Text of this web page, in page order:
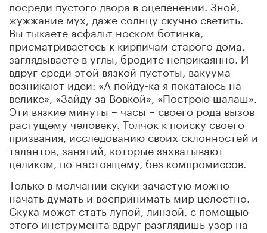
посреди пустого двора в оцепенении. Зной,
жужжание мух, даже солнцу скучно светить.
Вы тыкаете асфальт носком ботинка,
присматриваетесь к кирпичам старого дома,
заглядываете в углы, бродите неприкаянно. И
вдруг среди этой вязкой пустоты, вакуума
возникают идеи: «А пойду-ка я покатаюсь на
велике», «Зайду за Вовкой», «Построю шалаш».
Эти вязкие минуты – часы – своего рода вызов
растущему человеку. Толчок к поиску своего
призвания, исследованию своих склонностей и
талантов, занятий, которые захватывают
целиком, по-настоящему, без компромиссов.
Только в молчании скуки зачастую можно
начать думать и воспринимать мир целостно.
Скука может стать лупой, линзой, с помощью
этого инструмента вдруг разглядишь узор на